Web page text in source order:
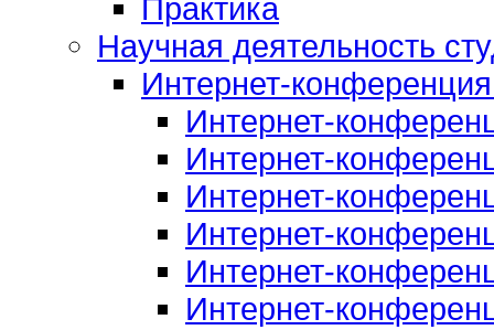
Практика
Научная деятельность
Интернет-
Интернет-
Интернет-
Интернет-
Интернет-
Интернет-
Интернет-